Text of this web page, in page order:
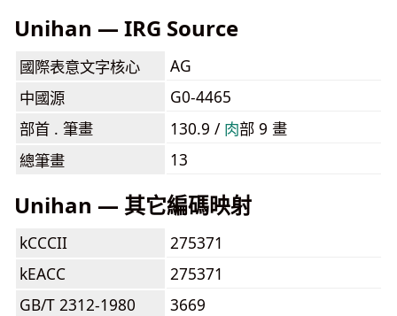
Unihan — IRG Source
國際表意文字核心
AG
中國源
G0-4465
部首 . 筆畫
130.9 / ⾁部 9 畫
總筆畫
13
Unihan — 其它編碼映射
kCCCII
275371
kEACC
275371
GB/T 2312-1980
3669